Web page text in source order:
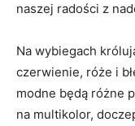
naszej radości z
Na wybiegach
czerwienie, róże i
modne będą różne
na multikolor,